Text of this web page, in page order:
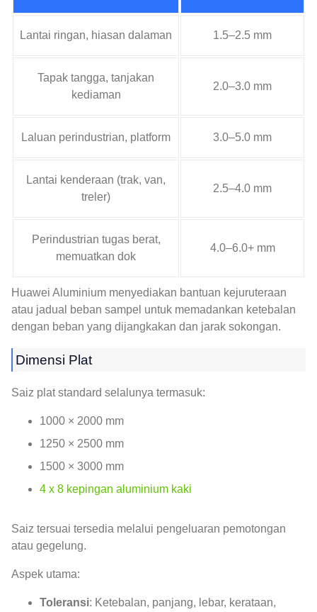
Lantai ringan, hiasan dalaman 1.5–2.5 mm
Tapak tangga, tanjakan
kediaman
2.0–3.0 mm
Laluan perindustrian, platform 3.0–5.0 mm
Lantai kenderaan (trak, van,
treler)
2.5–4.0 mm
Perindustrian tugas berat,
memuatkan dok
4.0–6.0+ mm
Huawei Aluminium menyediakan bantuan kejuruteraan
atau jadual beban sampel untuk memadankan ketebalan
dengan beban yang dijangkakan dan jarak sokongan.
Dimensi Plat
Saiz plat standard selalunya termasuk:
1000 × 2000 mm
1250 × 2500 mm
1500 × 3000 mm
4 x 8 kepingan aluminium kaki
Saiz tersuai tersedia melalui pengeluaran pemotongan
atau gegelung.
Aspek utama:
Toleransi: Ketebalan, panjang, lebar, kerataan,